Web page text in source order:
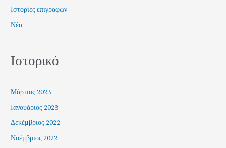
Ιστορίες επιγραφών
Νέα
Ιστορικό
Μάρτιος 2023
Ιανουάριος 2023
Δεκέμβριος 2022
Νοέμβριος 2022